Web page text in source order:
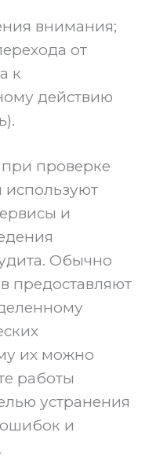
внимания;
от
к
действию
проверке
используют
и
Обычно
предоставляют
их можно
работы
устранения
и